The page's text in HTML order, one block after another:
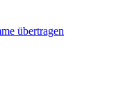
übertragen